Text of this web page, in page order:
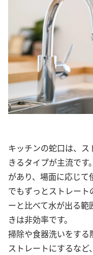
キッチンの蛇口は、
きるタイプが主流で
があり、場面に応じて
でもずっとストレー
ーと比べて水が出る
きは非効率です。
掃除や食器洗いをす
ストレートにするなど